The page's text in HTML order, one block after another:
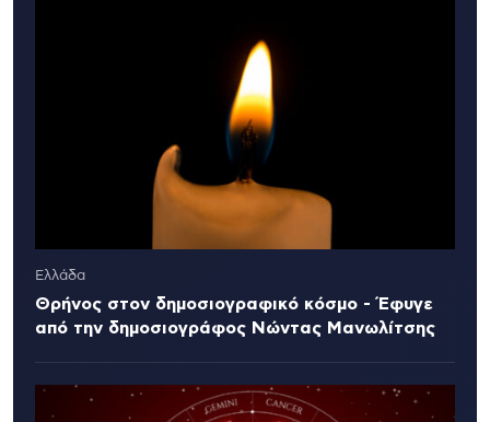
Ελλάδα
Θρήνος στον δημοσιογραφικό κόσμο - Έφυγε
από την δημοσιογράφος Νώντας Μανωλίτσης